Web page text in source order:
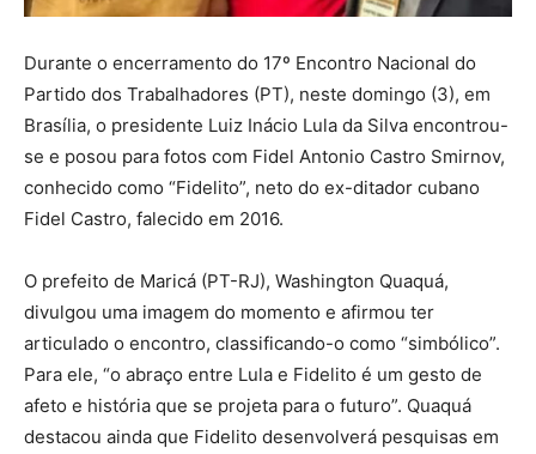
Durante o encerramento do 17º Encontro Nacional do
Partido dos Trabalhadores (PT), neste domingo (3), em
Brasília, o presidente Luiz Inácio Lula da Silva encontrou-
se e posou para fotos com Fidel Antonio Castro Smirnov,
conhecido como “Fidelito”, neto do ex-ditador cubano
Fidel Castro, falecido em 2016.
O prefeito de Maricá (PT-RJ), Washington Quaquá,
divulgou uma imagem do momento e afirmou ter
articulado o encontro, classificando-o como “simbólico”.
Para ele, “o abraço entre Lula e Fidelito é um gesto de
afeto e história que se projeta para o futuro”. Quaquá
destacou ainda que Fidelito desenvolverá pesquisas em